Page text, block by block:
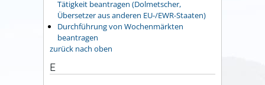
Tätigkeit beantragen (Dolmetscher,
Übersetzer aus anderen EU-/EWR-Staaten)
Durchführung von Wochenmärkten
beantragen
zurück nach oben
E